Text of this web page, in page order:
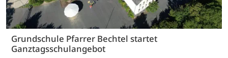
Grundschule Pfarrer Bechtel startet
Ganztagsschulangebot